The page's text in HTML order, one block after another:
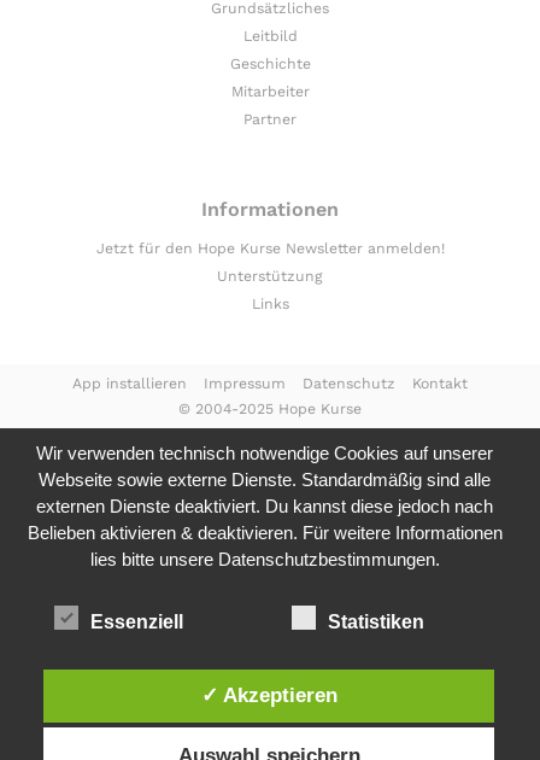
Grundsätzliches
Leitbild
Geschichte
Mitarbeiter
Partner
Informationen
Jetzt für den Hope Kurse Newsletter anmelden!
Unterstützung
Links
© 2004-2025 Hope Kurse
App installieren Impressum Datenschutz Kontakt
Wir verwenden technisch notwendige Cookies auf unserer
Webseite sowie externe Dienste. Standardmäßig sind alle
externen Dienste deaktiviert. Du kannst diese jedoch nach
Belieben aktivieren & deaktivieren. Für weitere Informationen
lies bitte unsere Datenschutzbestimmungen.
Essenziell Statistiken
✓ Akzeptieren
Auswahl speichern